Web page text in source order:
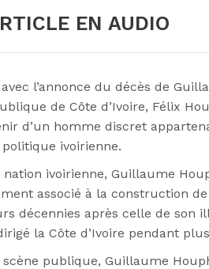
EN AUDIO
l’annonce du décès de
de Côte d’Ivoire, Félix
d’un homme discret
ivoirienne.
ivoirienne, Guillaume
associé à la construction
décennies après celle de son
la Côte d’Ivoire pendant
publique, Guillaume